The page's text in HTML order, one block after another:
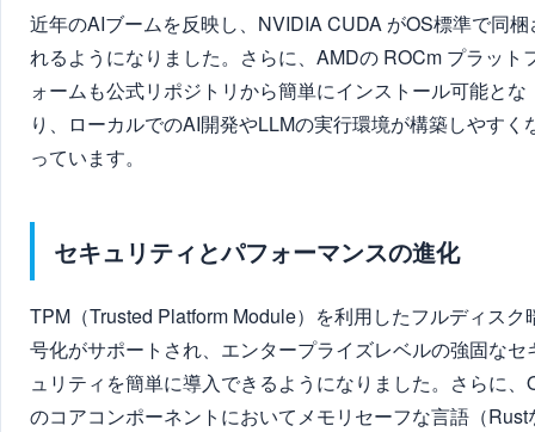
近年のAIブームを反映し、NVIDIA CUDA がOS標準で同梱
れるようになりました。さらに、AMDの ROCm プラット
ォームも公式リポジトリから簡単にインストール可能とな
り、ローカルでのAI開発やLLMの実行環境が構築しやすく
っています。
セキュリティとパフォーマンスの進化
TPM（Trusted Platform Module）を利用したフルディスク
号化がサポートされ、エンタープライズレベルの強固なセ
ュリティを簡単に導入できるようになりました。さらに、
のコアコンポーネントにおいてメモリセーフな言語（Rust